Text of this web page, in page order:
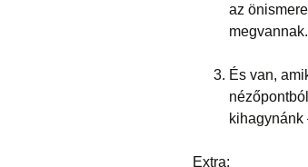
az
megvannak.
És van,
kihagynánk
Extra: